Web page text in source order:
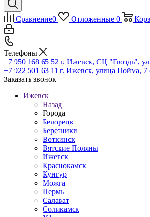
Сравнение0 Отложенные 0
Телефоны
+7 950 168 65 52 г. Ижевск, СЦ "Гвоздь",
+7 922 501 63 11 г. Ижевск, улица Пойма, 7
Заказать звонок
Ижевск
Назад
Города
Белорецк
Березники
Воткинск
Вятские Поляны
Ижевск
Краснокамск
Кунгур
Можга
Пермь
Салават
Соликамск